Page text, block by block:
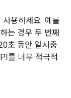
용하세요. 예를
는 경우 두 번째
초 동안 일시중
를 너무 적극적